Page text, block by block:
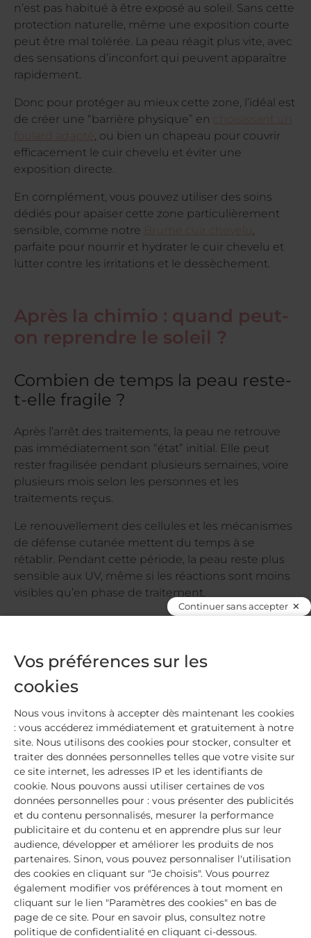
n’est pas habitué à être exposé au soleil. Sans cette
protection naturelle, même une exposition courte
peut être mal tolérée. La peau réagit plus vite, avec
des sensations d’inconfort qui peuvent apparaître
rapidement.
Donc pour protéger au mieux cette zone, l’idéal est
de créer une “barrière physique” en
choisissant un
foulard adapté , ou bien un chapeau pour couvrir
efficacement le cuir chevelu et éviter une
exposition directe.
En complément, vous pouvez utiliser des soins
dédiés pour apaiser cette zone particulièrement
sensible, comme notre Brume cuir chevelu,
parfaite pour nourrir et hydrater le cuir chevelu et
lutter contre les irritations et le dessèchement.
Après la chimio : quand peut-
on reprendre le soleil ?
Combien de temps la peau reste-
t-elle fragile ?
Après l’arrêt des traitements, la peau ne retrouve
pas immédiatement son “état” initial. Elle peut
rester fragilisée pendant plusieurs semaines, voire
plusieurs mois selon les personnes et les
traitements reçus.
Le renouvellement des cellules et les mécanismes
de défense cutanée mettent du temps à se
rétablir. Pendant cette période, la peau reste plus
sensible aux UV, même si les réactions sont moins
visibles qu’en phase de traitement.
Il est donc recommandé de maintenir une
retrouve progressivement son équilibre !
Les précautions à garder sur le
long terme
Après la chimiothérapie, la peau ne retrouve pas
immédiatement son fonctionnement habituel. Elle
peut rester plus réactive, marquer plus facilement
et conserver une certaine sensibilité au soleil.
Et même lorsque les traitements sont terminés,
les UV continuent d’impacter la peau . Les taches
pigmentaires peuvent apparaître plus rapidement,
et certaines zones restent plus fragiles face à
l’exposition. Il est donc indispensable de garder
tous ces réflexes de protection contre le soleil pour
limiter au maximum ces effets !
Continuer sans accepter
Vos préférences sur les
cookies
Nous vous invitons à accepter dès maintenant les cookies
: vous accéderez immédiatement et gratuitement à notre
site. Nous utilisons des cookies pour stocker, consulter et
traiter des données personnelles telles que votre visite sur
ce site internet, les adresses IP et les identifiants de
cookie. Nous pouvons aussi utiliser certaines de vos
données personnelles pour : vous présenter des publicités
et du contenu personnalisés, mesurer la performance
publicitaire et du contenu et en apprendre plus sur leur
audience, développer et améliorer les produits de nos
partenaires. Sinon, vous pouvez personnaliser l'utilisation
des cookies en cliquant sur "Je choisis". Vous pourrez
également modifier vos préférences à tout moment en
cliquant sur le lien "Paramètres des cookies" en bas de
page de ce site. Pour en savoir plus, consultez notre
politique de confidentialité en cliquant ci-dessous.